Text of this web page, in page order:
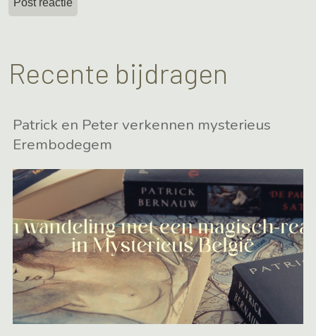
Recente bijdragen
Patrick en Peter verkennen mysterieus
Erembodegem